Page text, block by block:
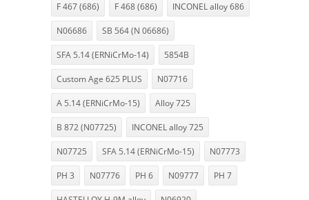
F 467 (686) F 468 (686) INCONEL alloy 686
N06686 SB 564 (N 06686)
SFA 5.14 (ERNiCrMo-14) 5854B
Custom Age 625 PLUS N07716
A 5.14 (ERNiCrMo-15) Alloy 725
B 872 (N07725) INCONEL alloy 725
N07725 SFA 5.14 (ERNiCrMo-15) N07773
PH 3 N07776 PH 6 N09777 PH 7